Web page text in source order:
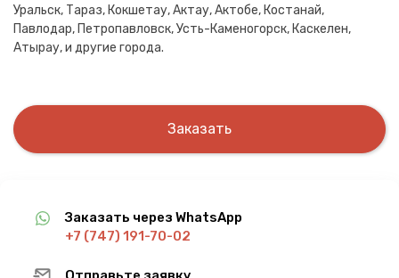
Уральск, Тараз, Кокшетау, Актау, Актобе, Костанай,
Павлодар, Петропавловск, Усть-Каменогорск, Каскелен,
Атырау, и другие города.
Заказать
Заказать через WhatsApp
+7 (747) 191-70-02